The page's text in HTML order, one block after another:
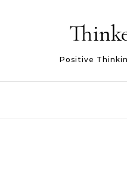
Positive